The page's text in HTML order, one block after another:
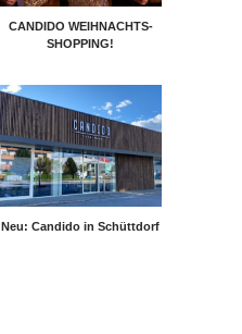
CANDIDO WEIHNACHTS-
SHOPPING!
Neu: Candido in Schüttdorf